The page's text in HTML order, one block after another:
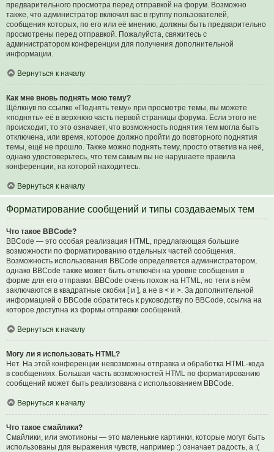
предварительного просмотра перед отправкой на форум. Возможно
также, что администратор включил вас в группу пользователей,
сообщения которых, по его или её мнению, должны быть предварительно
просмотрены перед отправкой. Пожалуйста, свяжитесь с
администратором конференции для получения дополнительной
информации.
Вернуться к началу
Как мне вновь поднять мою тему?
Щёлкнув по ссылке «Поднять тему» при просмотре темы, вы можете
«поднять» её в верхнюю часть первой страницы форума. Если этого не
происходит, то это означает, что возможность поднятия тем могла быть
отключена, или время, которое должно пройти до повторного поднятия
темы, ещё не прошло. Также можно поднять тему, просто ответив на неё,
однако удостоверьтесь, что тем самым вы не нарушаете правила
конференции, на которой находитесь.
Вернуться к началу
Форматирование сообщений и типы создаваемых тем
Что такое BBCode?
BBCode — это особая реализация HTML, предлагающая большие
возможности по форматированию отдельных частей сообщения.
Возможность использования BBCode определяется администратором,
однако BBCode также может быть отключён на уровне сообщения в
форме для его отправки. BBCode очень похож на HTML, но теги в нём
заключаются в квадратные скобки [ и ], а не в < и >. За дополнительной
информацией о BBCode обратитесь к руководству по BBCode, ссылка на
которое доступна из формы отправки сообщений.
Вернуться к началу
Могу ли я использовать HTML?
Нет. На этой конференции невозможны отправка и обработка HTML-кода
в сообщениях. Большая часть возможностей HTML по форматированию
сообщений может быть реализована с использованием BBCode.
Вернуться к началу
Что такое смайлики?
Смайлики, или эмотиконы — это маленькие картинки, которые могут быть
использованы для выражения чувств, например :) означает радость, а :(